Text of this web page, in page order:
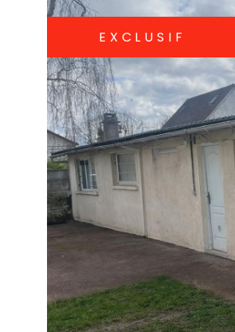
EXCLUSIF